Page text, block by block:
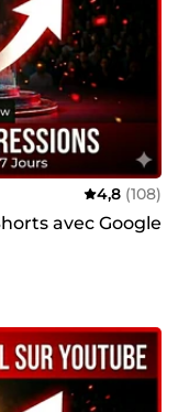
4,8 (108)
avec Google